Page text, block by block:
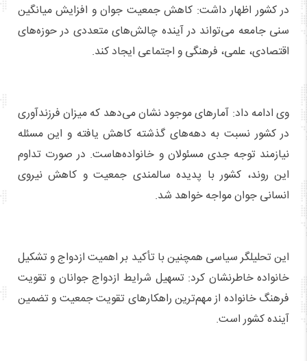
در کشور اظهار داشت: کاهش جمعیت جوان و افزایش میانگین
سنی جامعه می‌تواند در آینده چالش‌های متعددی در حوزه‌های
اقتصادی، علمی، فرهنگی و اجتماعی ایجاد کند.
وی ادامه داد: آمارهای موجود نشان می‌دهد که میزان فرزندآوری
در کشور نسبت به دهه‌های گذشته کاهش یافته و این مسئله
نیازمند توجه جدی مسئولان و خانواده‌هاست. در صورت تداوم
این روند، کشور با پدیده سالمندی جمعیت و کاهش نیروی
انسانی جوان مواجه خواهد شد.
این تحلیلگر سیاسی همچنین با تأکید بر اهمیت ازدواج و تشکیل
خانواده خاطرنشان کرد: تسهیل شرایط ازدواج جوانان و تقویت
فرهنگ خانواده از مهم‌ترین راهکارهای تقویت جمعیت و تضمین
آینده کشور است.